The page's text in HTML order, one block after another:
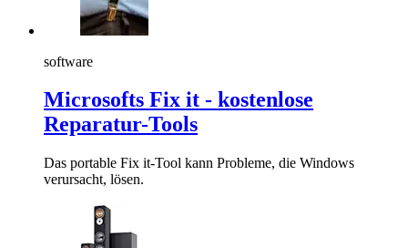
software
Microsofts Fix it - kostenlose
Reparatur-Tools
Das portable Fix it-Tool kann Probleme, die Windows
verursacht, lösen.